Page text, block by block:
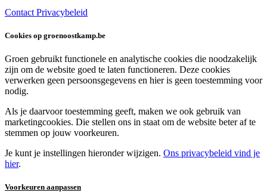
Contact Privacybeleid
Cookies op groenoostkamp.be
Groen gebruikt functionele en analytische cookies die noodzakelijk
zijn om de website goed te laten functioneren. Deze cookies
verwerken geen persoonsgegevens en hier is geen toestemming voor
nodig.
Als je daarvoor toestemming geeft, maken we ook gebruik van
marketingcookies. Die stellen ons in staat om de website beter af te
stemmen op jouw voorkeuren.
Je kunt je instellingen hieronder wijzigen. Ons privacybeleid vind je
hier.
Voorkeuren aanpassen